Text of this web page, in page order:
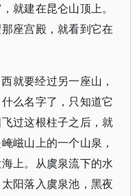
就建在昆仑山顶上。
座宫殿，就看到它在
就要经过另一座山，
么名字了，只知道它
过这根柱子之后，就
嵫山上的一个山泉，
上。从虞泉流下的水
阳落入虞泉池，黑夜